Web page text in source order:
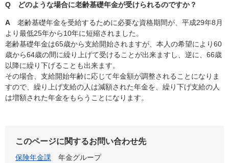
Q どのような場合に老齢基礎年金が受けられるのですか？
A 老齢基礎年金を受給するために必要な資格期間が、平成29年8月
より最低25年から10年に短縮されました。
老齢基礎年金は65歳から支給開始されますが、本人の希望により60
歳から64歳の間に繰り上げて受けることが出来ますし、逆に、66歳
以降に繰り下げることも出来ます。
その場合、支給開始年齢に応じて年金額が調整されることになりま
すので、繰り上げ支給の人は減額された年金を、繰り下げ支給の人
は増額された年金をもらうことになります。
このページに関するお問い合わせ先
保険年金課
年金グループ